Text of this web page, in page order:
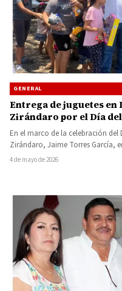
GENERAL
Entrega de juguetes en
Zirándaro por el Día
En el marco de la celebración
Zirándaro, Jaime Torres García,
4 de mayo de 2026